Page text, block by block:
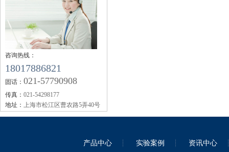
咨询热线：
18017886821
固话： 021-57790908
传真： 021-54298177
地址： 上海市松江区曹农路5弄40号
产品中心 实验案例 资讯中心